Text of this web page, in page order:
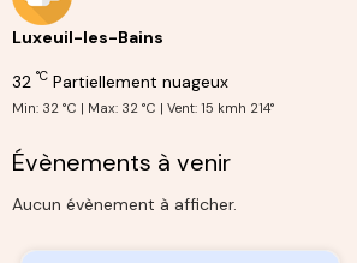
Luxeuil-les-Bains
32 °C Partiellement nuageux
Min: 32 °C | Max: 32 °C | Vent: 15 kmh 214°
Évènements à venir
Aucun évènement à afficher.